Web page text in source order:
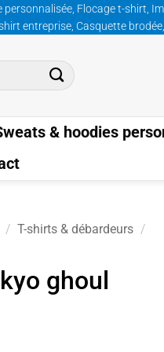
Flocage t-shirt,
entreprise, Casquette
& hoodies
/ T-shirts & débardeurs /
ghoul